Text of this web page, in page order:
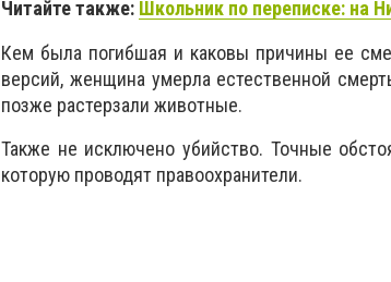
Читайте также: Школьник по переписке: на
Кем была погибшая и каковы причины ее
версий, женщина умерла естественной
позже растерзали животные.
Также не исключено убийство. Точные
которую проводят правоохранители.